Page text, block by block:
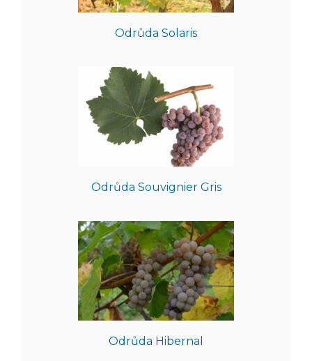
Odrůda Solaris
Odrůda Souvignier Gris
Odrůda Hibernal